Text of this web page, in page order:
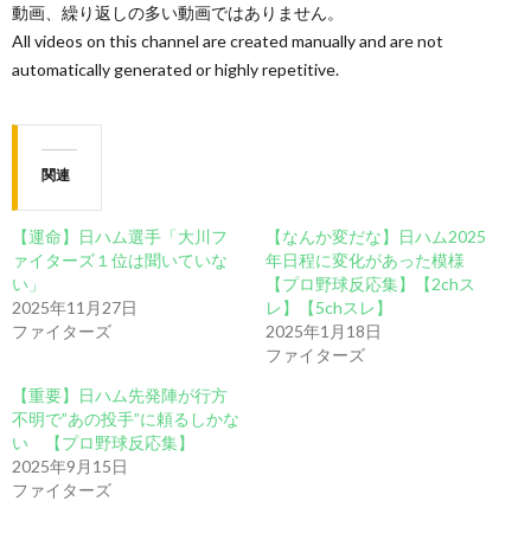
動画、繰り返しの多い動画ではありません。
All videos on this channel are created manually and are not
automatically generated or highly repetitive.
関連
【運命】日ハム選手「大川フ
ァイターズ１位は聞いていな
い」
2025年11月27日
ファイターズ
【なんか変だな】日ハム2025
年日程に変化があった模様
【プロ野球反応集】【2chス
レ】【5chスレ】
2025年1月18日
ファイターズ
【重要】日ハム先発陣が行方
不明で”あの投手”に頼るしかな
い 【プロ野球反応集】
2025年9月15日
ファイターズ